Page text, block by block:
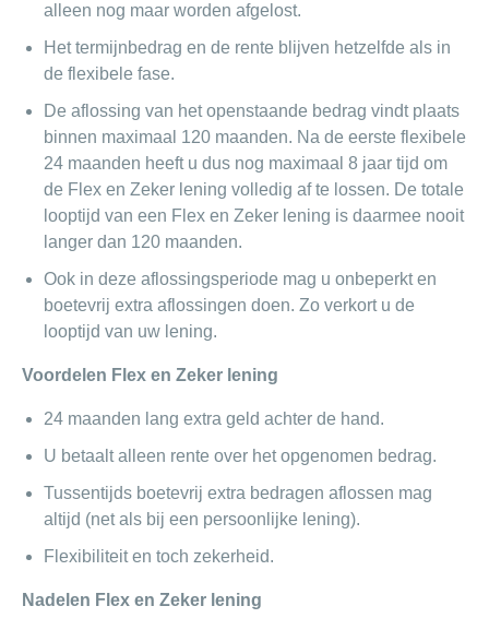
alleen nog maar worden afgelost.
Het termijnbedrag en de rente blijven hetzelfde als in
de flexibele fase.
De aflossing van het openstaande bedrag vindt plaats
binnen maximaal 120 maanden. Na de eerste flexibele
24 maanden heeft u dus nog maximaal 8 jaar tijd om
de Flex en Zeker lening volledig af te lossen. De totale
looptijd van een Flex en Zeker lening is daarmee nooit
langer dan 120 maanden.
Ook in deze aflossingsperiode mag u onbeperkt en
boetevrij extra aflossingen doen. Zo verkort u de
looptijd van uw lening.
Voordelen Flex en Zeker lening
24 maanden lang extra geld achter de hand.
U betaalt alleen rente over het opgenomen bedrag.
Tussentijds boetevrij extra bedragen aflossen mag
altijd (net als bij een persoonlijke lening).
Flexibiliteit en toch zekerheid.
Nadelen Flex en Zeker lening